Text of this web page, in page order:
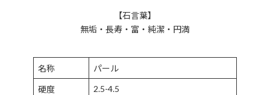
【石言葉】
無垢・長寿・富・純潔・円満
名称 パール
硬度 2.5-4.5